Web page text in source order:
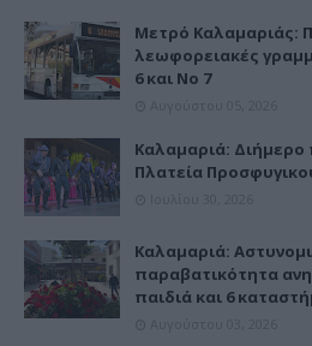
Μετρό Καλαμαριάς:
λεωφορειακές
6 και Νο 7
Καλαμαριά: Διήμερο
Πλατεία
Καλαμαριά:
παραβατικότητα
παιδιά και 6